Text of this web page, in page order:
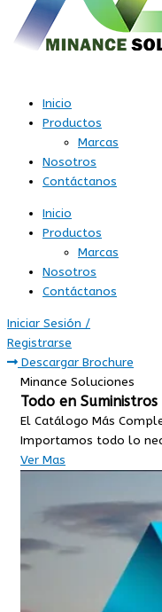
Inicio
Productos
Marcas
Nosotros
Contáctanos
Inicio
Productos
Marcas
Nosotros
Contáctanos
Iniciar Sesión /
Registrarse
Descargar Brochure
Minance Soluciones
Todo en
El Catálogo Más
Importamos todo lo
Ver Mas